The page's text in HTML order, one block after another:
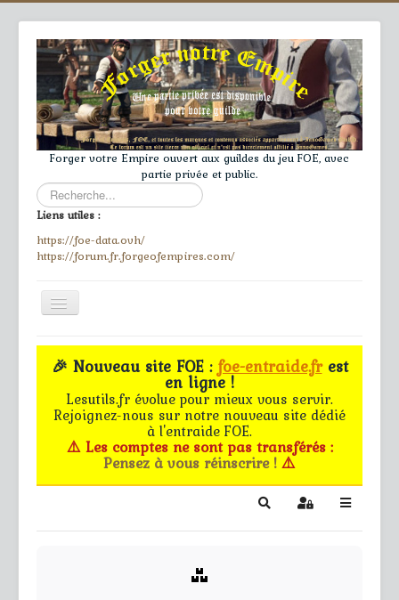
Forger votre Empire ouvert aux guildes du jeu FOE, avec
partie privée et public.
Rechercher
Liens utiles :
https://foe-data.ovh/
https://forum.fr.forgeofempires.com/
Toggle
Navigation
≡
Accueil
Le forum
Les G.M.s
🎉 Nouveau site FOE :foe-entraide.frest
en ligne !
Lesutils.fr évolue pour mieux vous servir.
Rejoignez-nous sur notre nouveau site dédié
à l'entraide FOE.
⚠️ Les comptes ne sont pas transférés :
Pensez à vous réinscrire !⚠️
SearchSign In